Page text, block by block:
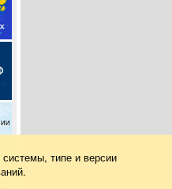
типе и версии